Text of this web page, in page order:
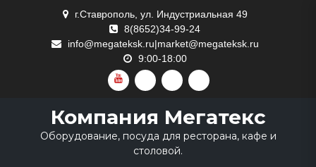
г.Ставрополь, ул. Индустриальная 49
8(8652)34-99-24
info@megateksk.ru|market@megateksk.ru
9:00-18:00
YOUTUBEVKVIDEORUTUBEDZEN
Компания Мегатекс
Оборудование, посуда для ресторана, кафе и
столовой.